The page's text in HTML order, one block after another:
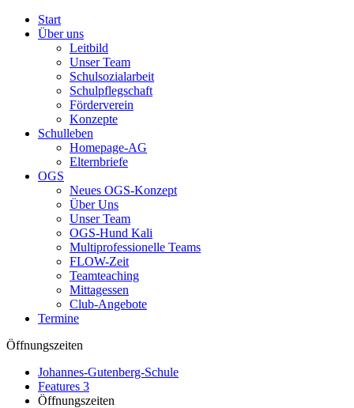
Start
Über uns
Leitbild
Unser Team
Schulsozialarbeit
Schulpflegschaft
Förderverein
Konzepte
Schulleben
Homepage-AG
Elternbriefe
OGS
Neues OGS-Konzept
Über Uns
Unser Team
OGS-Hund Kali
Multiprofessionelle Teams
FLOW-Zeit
Teamteaching
Mittagessen
Club-Angebote
Termine
Öffnungszeiten
Johannes-Gutenberg-Schule
Features 3
Öffnungszeiten